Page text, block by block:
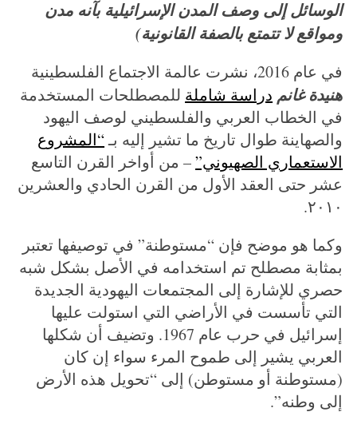
الوسائل إلى وصف المدن الإسرائيلية بآنه مدن
ومواقع لا تتمتع بالصفة القانونية)
في عام 2016، نشرت عالمة الاجتماع الفلسطينية
هنيدة غانم دراسة شاملة للمصطلحات المستخدمة
في الخطاب العربي والفلسطيني لوصف اليهود
والصهاينة طوال تاريخ ما تشير إليه بـ“المشروع
الاستعماري الصهيوني”– من أواخر القرن التاسع
عشر حتى العقد الأول من القرن الحادي والعشرين
٢٠١٠.
وكما هو موضح فإن “مستوطنة” في توصيفها تعتبر
بمثابة مصطلح تم استخدامه في الأصل بشكل شبه
حصري للإشارة إلى المجتمعات اليهودية الجديدة
التي تأسست في الأراضي التي استولت عليها
إسرائيل في حرب عام 1967. وتضيف أن شكلها
العربي يشير إلى طموح المرء سواء إن كان
(مستوطنة أو مستوطن) إلى “تحويل هذه الأرض
إلى وطنه”.